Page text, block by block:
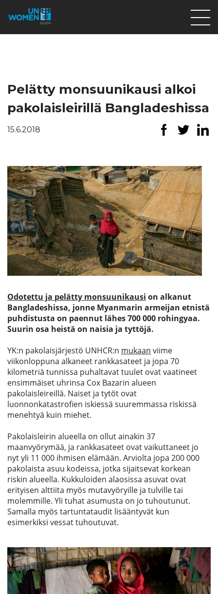
Ajankohtaista
Lahjoita
Etsi
Pelätty monsuunikausi alkoi
pakolaisleirillä Bangladeshissa
15.6.2018
Odotettu ja pelätty monsuunikausi on alkanut
Bangladeshissa, jonne Myanmarin armeijan etnistä
puhdistusta on paennut lähes 700 000 rohingyaa.
Suurin osa heistä on naisia ja tyttöjä.
YK:n pakolaisjärjestö UNHCR:n mukaan viime
viikonloppuna alkaneet rankkasateet ja jopa 70
kilometriä tunnissa puhaltavat tuulet ovat vaatineet
ensimmäiset uhrinsa Cox Bazarin alueen
pakolaisleireillä. Naiset ja tytöt ovat
luonnonkatastrofien iskiessä suuremmassa riskissä
menehtyä kuin miehet.
Pakolaisleirin alueella on ollut ainakin 37
maanvyörymää, ja rankkasateet ovat vaikuttaneet jo
nyt yli 11 000 ihmisen elämään. Arviolta jopa 200 000
pakolaista asuu kodeissa, jotka sijaitsevat korkean
riskin alueella. Kukkuloiden alaosissa asuvat ovat
erityisen alttiita myös mutavyöryille ja tulville tai
molemmille. Yli tuhat asumusta on jo tuhoutunut.
Samalla myös tartuntataudit lisääntyvät kun
esimerkiksi vessat tuhoutuvat.